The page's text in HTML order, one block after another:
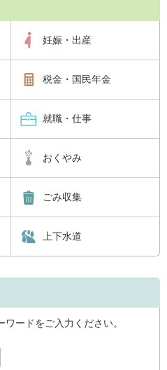
妊娠・出産
税金・国民年金
就職・仕事
おくやみ
ごみ収集
上下水道
ードをご入力ください。